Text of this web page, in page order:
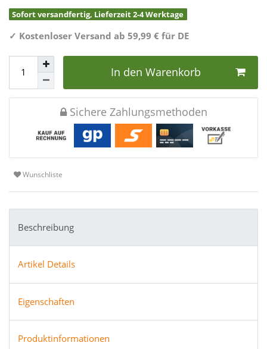
Sofort versandfertig, Lieferzeit 2-4 Werktage
✓ Kostenloser Versand ab 59,99 € für DE
In den Warenkorb
Sichere Zahlungsmethoden
Wunschliste
Beschreibung
Artikel Details
Eigenschaften
Produktinformationen